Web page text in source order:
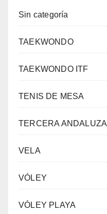
Sin categoría
TAEKWONDO
TAEKWONDO ITF
TENIS DE MESA
TERCERA ANDALUZA
VELA
VÓLEY
VÓLEY PLAYA